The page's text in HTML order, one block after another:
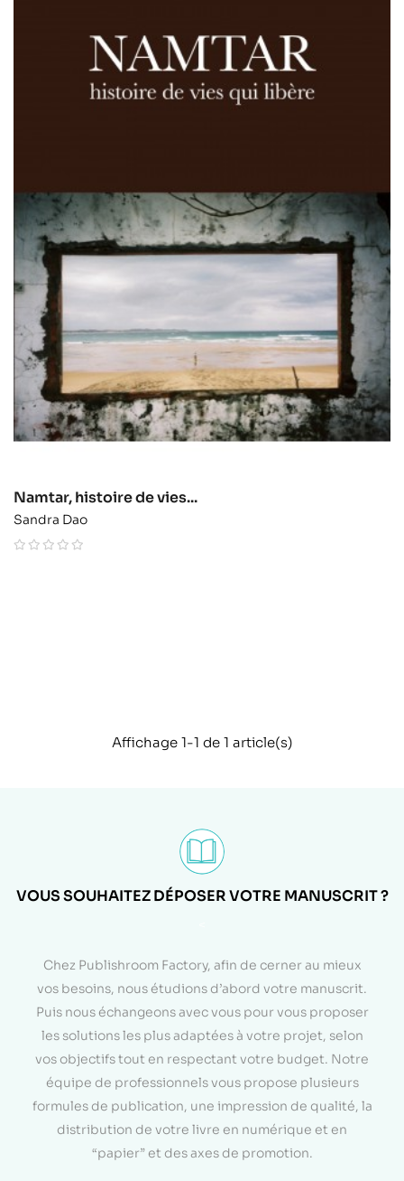
Namtar, histoire de vies...
Sandra Dao
Affichage 1-1 de 1 article(s)
VOUS SOUHAITEZ DÉPOSER VOTRE MANUSCRIT ?
Chez Publishroom Factory, afin de cerner au mieux
vos besoins, nous étudions d’abord votre manuscrit.
Puis nous échangeons avec vous pour vous proposer
les solutions les plus adaptées à votre projet, selon
vos objectifs tout en respectant votre budget. Notre
équipe de professionnels vous propose plusieurs
formules de publication, une impression de qualité, la
distribution de votre livre en numérique et en
“papier” et des axes de promotion.